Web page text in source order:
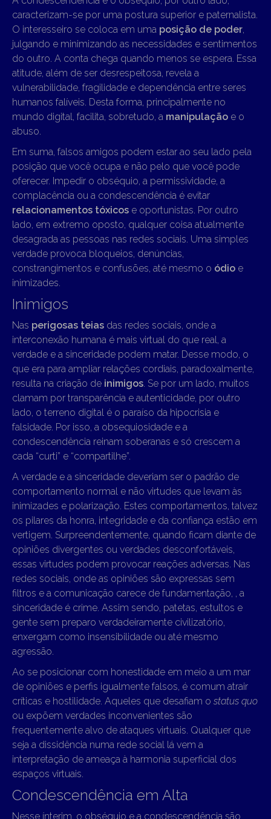
caracterizam-se por uma postura superior e paternalista.
O interesseiro se coloca em uma posição de poder,
julgando e minimizando as necessidades e sentimentos
do outro. A conta chega quando menos se espera. Essa
atitude, além de ser desrespeitosa, revela a
vulnerabilidade, fragilidade e dependência entre seres
humanos falíveis. Desta forma, principalmente no
mundo digital, facilita, sobretudo, a manipulação e o
abuso.
Em suma, falsos amigos podem estar ao seu lado pela
posição que você ocupa e não pelo que você pode
oferecer. Impedir o obséquio, a permissividade, a
complacência ou a condescendência é evitar
relacionamentos tóxicos e oportunistas. Por outro
lado, em extremo oposto, qualquer coisa atualmente
desagrada as pessoas nas redes sociais. Uma simples
verdade provoca bloqueios, denúncias,
constrangimentos e confusões, até mesmo o ódio e
inimizades.
Inimigos
Nas perigosas teias das redes sociais, onde a
interconexão humana é mais virtual do que real, a
verdade e a sinceridade podem matar. Desse modo, o
que era para ampliar relações cordiais, paradoxalmente,
resulta na criação de inimigos. Se por um lado, muitos
clamam por transparência e autenticidade, por outro
lado, o terreno digital é o paraíso da hipocrisia e
falsidade. Por isso, a obsequiosidade e a
condescendência reinam soberanas e só crescem a
cada “curti” e “compartilhe”.
A verdade e a sinceridade deveriam ser o padrão de
comportamento normal e não virtudes que levam às
inimizades e polarização. Estes comportamentos, talvez
os pilares da honra, integridade e da confiança estão em
vertigem. Surpreendentemente, quando ficam diante de
opiniões divergentes ou verdades desconfortáveis,
essas virtudes podem provocar reações adversas. Nas
redes sociais, onde as opiniões são expressas sem
filtros e a comunicação carece de fundamentação, , a
sinceridade é crime. Assim sendo, patetas, estultos e
gente sem preparo verdadeiramente civilizatório,
enxergam como insensibilidade ou até mesmo
agressão.
Ao se posicionar com honestidade em meio a um mar
de opiniões e perfis igualmente falsos, é comum atrair
críticas e hostilidade. Aqueles que desafiam o status quo
ou expõem verdades inconvenientes são
frequentemente alvo de ataques virtuais. Qualquer que
seja a dissidência numa rede social lá vem a
interpretação de ameaça à harmonia superficial dos
espaços virtuais.
Condescendência em Alta
Nesse ínterim, o obséquio e a condescendência são